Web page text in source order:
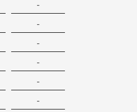
-
-
-
-
-
-